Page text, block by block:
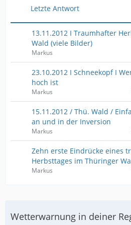
Letzte Antwort
13.11.2012 I Traumhafter
Wald (viele Bilder)
Markus
23.10.2012 I Schneekopf I
hoch ist
Markus
15.11.2012 / Thü. Wald /
an und in der Inversion
Markus
Zehn erste Eindrücke eines
Herbsttages im Thüringer
Markus
Wetterwarnung in deiner